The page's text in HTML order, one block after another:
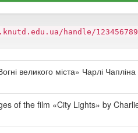
handle/
великого міста» Чарлі
of the film «City Lights» by